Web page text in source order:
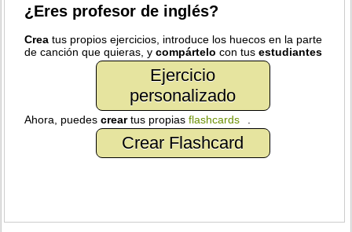
¿Eres profesor de inglés?
Crea tus propios ejercicios, introduce los huecos en la parte
de canción que quieras, ycompártelo con tusestudiantes
Ejercicio
personalizado
Ahora, puedescreartus propiasflashcards
Crear Flashcard